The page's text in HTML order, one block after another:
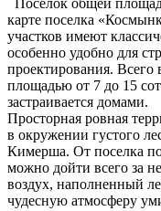
карте поселка
участков имеют
особенно удобно для
проектирования. Всего
площадью от 7 до 15
застраивается домами.
Просторная ровная
в окружении густого
Кимерша. От поселка
можно дойти всего за
воздух, наполненный
чудесную атмосферу